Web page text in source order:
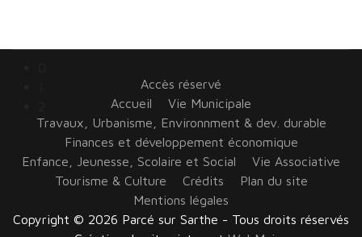
Accès réservé
Accueil
Vie Municipale
Travaux, Urbanisme, Environnment & dev. durable
Finances et développement économique
Enfance, Jeunesse, Scolaire et Social
Vie Associative
Tourisme & Culture
Crédits
Plan du site
Mentions légales
Copyright © 2026 Parcé sur Sarthe - Tous droits réservés